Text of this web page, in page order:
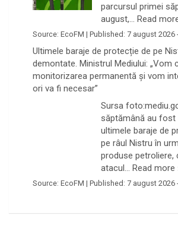
parcursul primei
august,… Read
Source: EcoFM | Published: 7 august 2026
Ultimele baraje de protecție de pe
demontate. Ministrul Mediului: „Vom
monitorizarea permanentă și vom
ori va fi necesar”
Sursa
săptămână au fost
ultimele baraje de
pe râul Nistru în
produse petroliere,
atacul… Read more
Source: EcoFM | Published: 7 august 2026